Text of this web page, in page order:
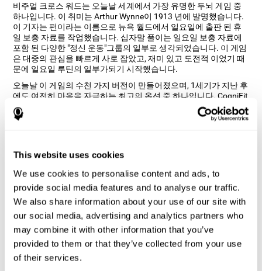
This website uses cookies
We use cookies to personalise content and ads, to
provide social media features and to analyse our traffic.
We also share information about your use of our site with
our social media, advertising and analytics partners who
may combine it with other information that you’ve
provided to them or that they’ve collected from your use
of their services.
비주얼 크로스 워드는 오늘날 세계에서 가장 유명한 두뇌 게임 중
하나입니다. 이 취미는 Arthur Wynne이 1913 년에 발명했습니다.
이 기자는 펀이라는 이름으로 뉴욕 월드에서 일요일에 출판 된 휴
일 보충 자료를 작업했습니다. 십자말 풀이는 일요일 보충 자료에
포함 된 다양한 "정신 운동"그룹의 일부로 생각되었습니다. 이 게임
은 대중의 관심을 빠르게 사로 잡았고, 재미 있고 도전적 이었기 때
문에 일요일 루틴의 일부가되기 시작했습니다.
오늘날 이 게임의 수천 가지 버전이 만들어졌으며, 1세기가 지난 후
에도 여전히 마음을 자극하는 최고의 옵션 중 하나입니다. CogniFit
디자인 부서는 이미지와 텍스트를 결합한 온라인 버전을 수행하기
를 원했습니다.이 게임에서 참가자는 화면 오른쪽 이미지에 나타나
"비주얼 크로스 워드"두뇌 게임이 내
인지 능력을 어떻게 향상 시키나요?
CogniFit의 비주얼 크로스 워드와 같은 게임을하면 특정 신경 활성
화 패턴이 자극됩니다. 이 패턴을 지속적으로 반복하고 훈련하면
새로운 시냅스를 생성하고 신경 회로가 약화되거나 손상된 인지 기
능을 재구성하고 회복하는데 도움이 될 수 있습니다.
비주얼 크로스 워드 게임은 작업 기억, 명명 및 인식을 연습하는데
도움이됩니다. 이러한 기술을 지속적으로 자극하면 새로운 시냅스